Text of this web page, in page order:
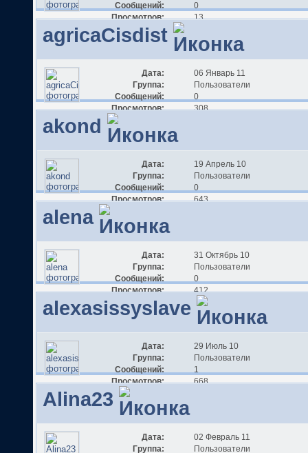
Сообщений:
0
Просмотров:
13
agricaCisdist
Дата:
06 Январь 11
Группа:
Пользователи
Сообщений:
0
Просмотров:
308
akond
Дата:
19 Апрель 10
Группа:
Пользователи
Сообщений:
0
Просмотров:
643
alena
Дата:
31 Октябрь 10
Группа:
Пользователи
Сообщений:
0
Просмотров:
412
alexasissyslave
Дата:
29 Июль 10
Группа:
Пользователи
Сообщений:
1
Просмотров:
668
Alina23
Дата:
02 Февраль 11
Группа:
Пользователи